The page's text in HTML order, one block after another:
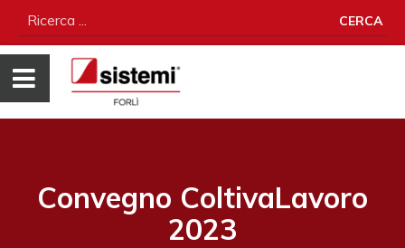
CERCA
Convegno ColtivaLavoro
2023